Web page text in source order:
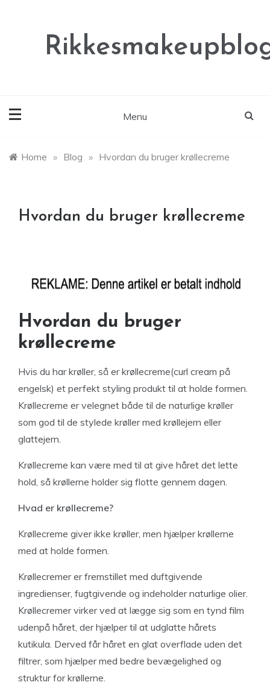
Menu
Home » Blog » Hvordan du bruger krøllecreme
Hvordan du bruger krøllecreme
Hvordan du bruger
krøllecreme
Hvis du har krøller, så er krøllecreme(curl cream på
engelsk) et perfekt styling produkt til at holde formen.
Krøllecreme er velegnet både til de naturlige krøller
som god til de stylede krøller med krøllejern eller
glattejern.
Krøllecreme kan være med til at give håret det lette
hold, så krøllerne holder sig flotte gennem dagen.
Hvad er krøllecreme?
Krøllecreme giver ikke krøller, men hjælper krøllerne
med at holde formen.
Krøllecremer er fremstillet med duftgivende
ingredienser, fugtgivende og indeholder naturlige olier.
Krøllecremer virker ved at lægge sig som en tynd film
udenpå håret, der hjælper til at udglatte hårets
kutikula. Derved får håret en glat overflade uden det
filtrer, som hjælper med bedre bevægelighed og
struktur for krøllerne.